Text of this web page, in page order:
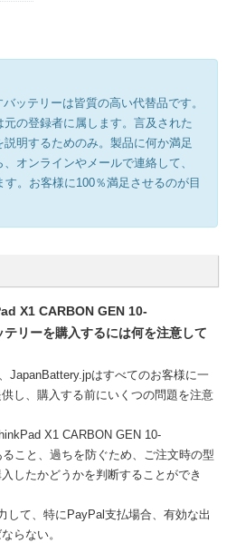
ッテリーは皆質の高い代替品です。
の登録者に属します。言及された
明するためのみ。製品に何か満足
オンラインやメールで連絡して、
。お客様に100％満足させるのが目
X1 CARBON GEN 10-
リーを購入するには何を注意して
JapanBattery.jpはすべてのお客様に一
し、購入する前にいくつの問題を注意
X1 CARBON GEN 10-
こと、過ちを防ぐため、ご注文時の型
したかどうかを判断することができ
して、特にPayPal支払場合、有効な出
らない。